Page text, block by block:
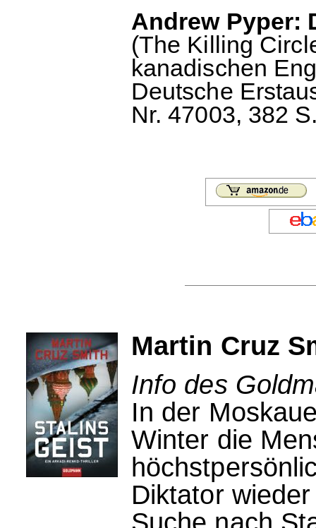
Andrew Pyper:
(The Killing
kanadischen
Deutsche
Nr. 47003, 382
Martin Cruz
Info des
In der
Winter die
Diktator
Suche nach